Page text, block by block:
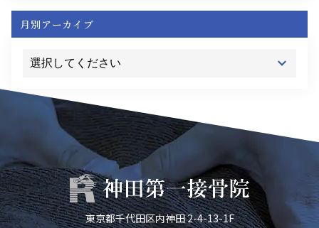
月別アーカイブ
東京都千代田区内神田 2-4-13-1F